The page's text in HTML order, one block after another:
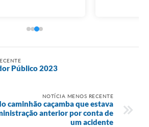
Público 2023
NOTÍCIA MENOS RECENTE
caminhão caçamba que estava
anterior por conta de
um acidente